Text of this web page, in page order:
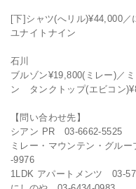
[下]シャツ(へリル)¥44,000
ユナイトナイン
石川
ブルゾン¥19,800(ミレー)／
ン タンクトップ(エビコン
【問い合わせ先】
シアン PR 03-6662-5525
ミレー・マウンテン・グル
-9976
1LDK アパートメンツ 03-